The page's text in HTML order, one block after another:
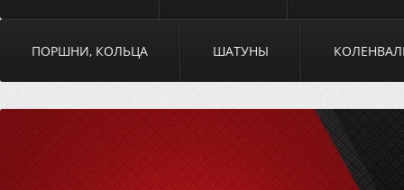
ПОРШНИ, КОЛЬЦА ШАТУНЫ